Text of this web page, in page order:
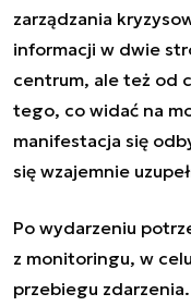
zarządzania
informacji w dwie
centrum, ale też od
tego, co widać na
manifestacja się
się wzajemnie
Po wydarzeniu
z monitoringu, w
przebiegu